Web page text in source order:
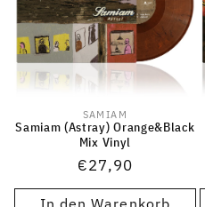
e
:
Anbieter:
SAMIAM
Samiam (Astray) Orange&Black
Mix Vinyl
Normaler
Preis
€27,90